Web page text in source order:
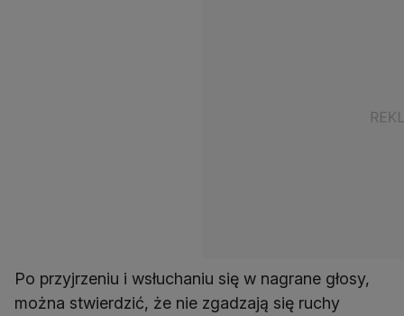
Po przyjrzeniu i wsłuchaniu się w nagrane głosy,
można stwierdzić, że nie zgadzają się ruchy